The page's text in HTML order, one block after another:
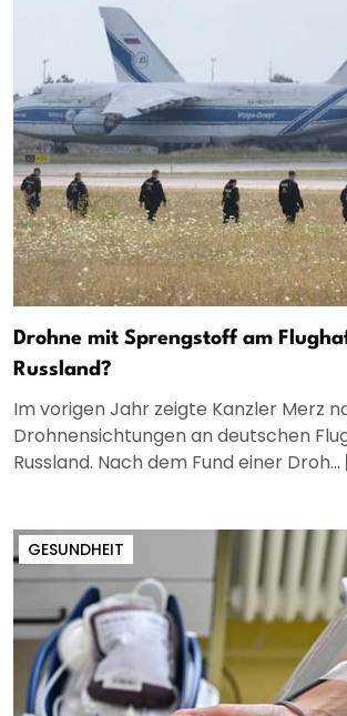
Drohne mit Sprengstoff am
Russland?
Im vorigen Jahr zeigte Kanzler Merz
Drohnensichtungen an deutschen
Russland. Nach dem Fund einer Droh...
GESUNDHEIT